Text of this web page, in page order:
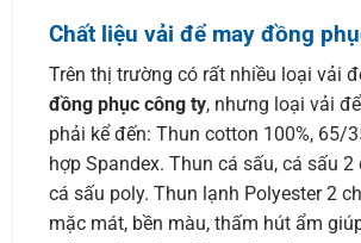
Chất liệu vải để may đồng
Trên thị trường có rất nhiều loại vải
đồng phục công ty, nhưng loại vải
phải kể đến: Thun cotton 100%, 65/
hợp Spandex. Thun cá sấu, cá sấu 2
cá sấu poly. Thun lạnh Polyester 2
mặc mát, bền màu, thấm hút ẩm